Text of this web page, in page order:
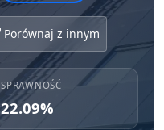
Porównaj z innym
SPRAWNOŚĆ
22.09%